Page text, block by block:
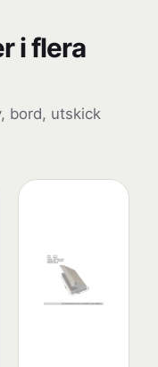
i flera
bord, utskick